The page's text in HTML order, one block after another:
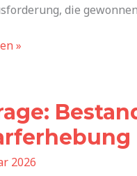
die
»
2026